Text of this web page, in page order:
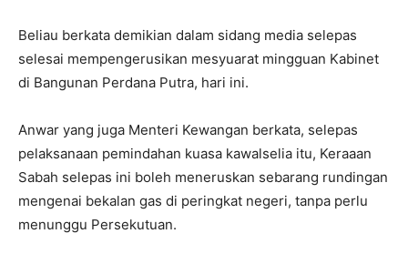
Beliau berkata demikian dalam sidang media selepas
selesai mempengerusikan mesyuarat mingguan Kabinet
di Bangunan Perdana Putra, hari ini.
Anwar yang juga Menteri Kewangan berkata, selepas
pelaksanaan pemindahan kuasa kawalselia itu, Keraaan
Sabah selepas ini boleh meneruskan sebarang rundingan
mengenai bekalan gas di peringkat negeri, tanpa perlu
menunggu Persekutuan.